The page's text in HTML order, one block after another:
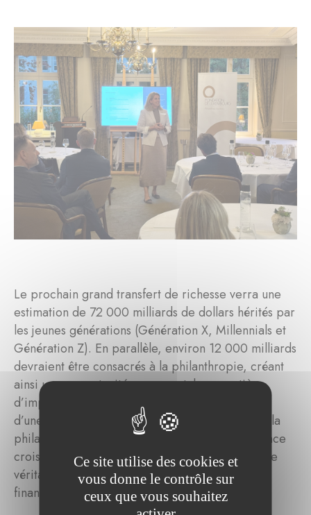
Le prochain grand transfert de richesse verra une
estimation de 72 000 milliards de dollars hérités par
les jeunes générations (Génération X, Millennials et
Génération Z). En parallèle, environ 12 000 milliards
devraient être consacrés à la philanthropie, créant
ainsi une opportunité monumentale en matière
d’impact. Selon Mme Hoas, cela s’accompagne
d’une évolution et d’une professionnalisation de la
philanthropie, ainsi que d’une prise de conscience
croissante du conseil philanthropique en tant que
véritable domaine d’expertise dans le secteur
financier.
Ce site utilise des cookies et
vous donne le contrôle sur
ceux que vous souhaitez